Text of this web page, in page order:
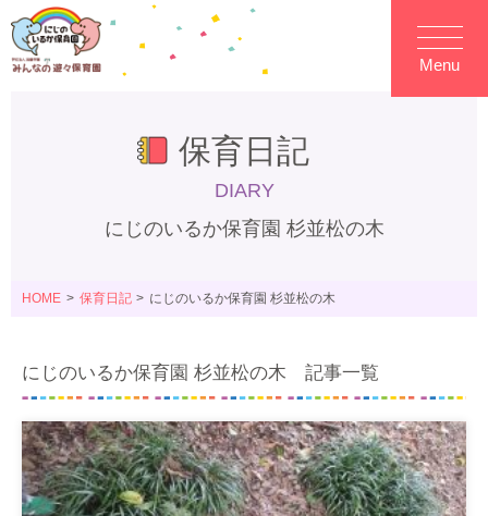
Menu
保育日記
DIARY
にじのいるか保育園 杉並松の木
HOME 保育日記 にじのいるか保育園 杉並松の木
にじのいるか保育園 杉並松の木 記事一覧